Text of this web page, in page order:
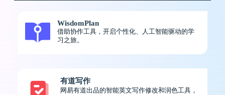
WisdomPlan
借助协作工具，开启个性化、人工智能驱动的学
习之旅。
有道写作
网易有道出品的智能英文写作修改和润色工具，